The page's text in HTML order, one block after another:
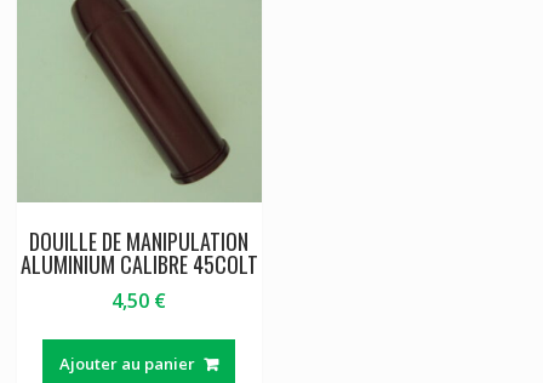
DOUILLE DE MANIPULATION
ALUMINIUM CALIBRE 45COLT
4,50 €
Ajouter au panier